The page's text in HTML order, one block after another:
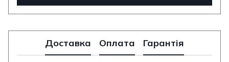
Доставка Оплата Гарантія